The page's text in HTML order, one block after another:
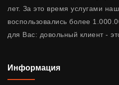
лет. За это время услугами
воспользовались более
для Вас: довольный клиент -
Информация